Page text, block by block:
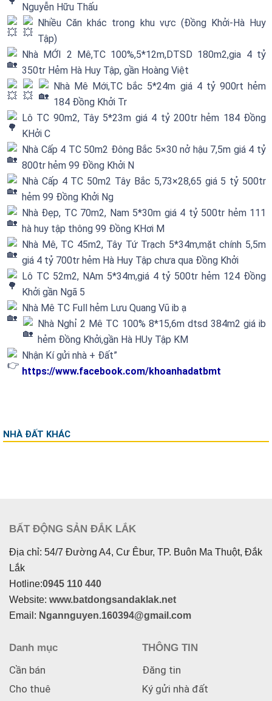
Nguyễn Hữu Thấu
Nhiều Căn khác trong khu vực (Đồng Khởi-Hà Huy
Tập)
Nhà MỚI 2 Mê,TC 100%,5*12m,DTSD 180m2,gia 4 tỷ
350tr Hẻm Hà Huy Tập, gần Hoàng Việt
Nhà Mê Mới,TC bắc 5*24m giá 4 tỷ 900rt hẻm
184 Đồng Khởi Tr
Lô TC 90m2, Tây 5*23m giá 4 tỷ 200tr hẻm 184 Đồng
KHởi C
Nhà Cấp 4 TC 50m2 Đông Bắc 5×30 nở hậu 7,5m giá 4 tỷ
800tr hẻm 99 Đồng Khởi N
Nhà Cấp 4 TC 50m2 Tây Bắc 5,73×28,65 giá 5 tỷ 500tr
hẻm 99 Đồng Khởi Ng
Nhà Đẹp, TC 70m2, Nam 5*30m giá 4 tỷ 500tr hẻm 111
hà huy tập thông 99 Đồng KHơi M
Nhà Mê, TC 45m2, Tây Tứ Trạch 5*34m,mặt chính 5,5m
giá 4 tỷ 700tr hẻm Hà Huy Tập chưa qua Đồng Khởi
Lô TC 52m2, NAm 5*34m,giá 4 tỷ 500tr hẻm 124 Đồng
Khởi gần Ngã 5
Nhà Mê TC Full hẻm Lưu Quang Vũ ib ạ
Nhà Nghỉ 2 Mê TC 100% 8*15,6m dtsd 384m2 giá ib
hẻm Đồng Khởi,gần Hà HUy Tập KM
Nhận Kí gửi nhà + Đất”
https://www.facebook.com/khoanhadatbmt
NHÀ ĐẤT KHÁC
BẤT ĐỘNG SẢN ĐẮK LẮK
Địa chỉ: 54/7 Đường A4, Cư Êbur, TP. Buôn Ma Thuột, Đắk
Lắk
Hotline:0945 110 440
Website: www.batdongsandaklak.net
Email: Ngannguyen.160394@gmail.com
Danh mục
Cần bán
Cho thuê
THÔNG TIN
Đăng tin
Ký gửi nhà đất